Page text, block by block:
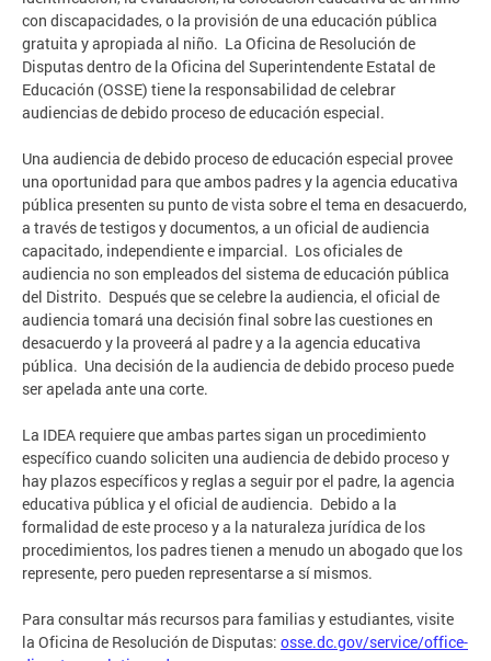
con discapacidades, o la provisión de una educación pública
gratuita y apropiada al niño. La Oficina de Resolución de
Disputas dentro de la Oficina del Superintendente Estatal de
Educación (OSSE) tiene la responsabilidad de celebrar
audiencias de debido proceso de educación especial.
Una audiencia de debido proceso de educación especial provee
una oportunidad para que ambos padres y la agencia educativa
pública presenten su punto de vista sobre el tema en desacuerdo,
a través de testigos y documentos, a un oficial de audiencia
capacitado, independiente e imparcial. Los oficiales de
audiencia no son empleados del sistema de educación pública
del Distrito. Después que se celebre la audiencia, el oficial de
audiencia tomará una decisión final sobre las cuestiones en
desacuerdo y la proveerá al padre y a la agencia educativa
pública. Una decisión de la audiencia de debido proceso puede
ser apelada ante una corte.
La IDEA requiere que ambas partes sigan un procedimiento
específico cuando soliciten una audiencia de debido proceso y
hay plazos específicos y reglas a seguir por el padre, la agencia
educativa pública y el oficial de audiencia. Debido a la
formalidad de este proceso y a la naturaleza jurídica de los
procedimientos, los padres tienen a menudo un abogado que los
represente, pero pueden representarse a sí mismos.
Para consultar más recursos para familias y estudiantes, visite
la Oficina de Resolución de Disputas: osse.dc.gov/service/office-